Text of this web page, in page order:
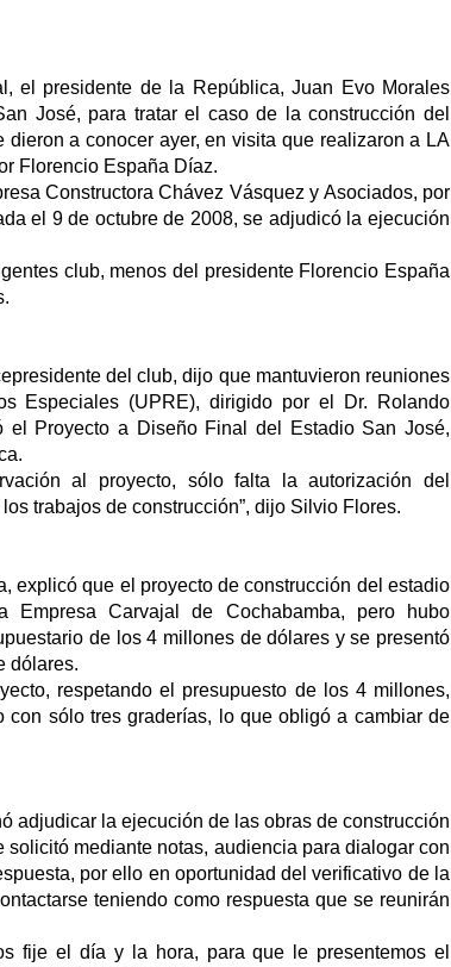
el presidente de la República, Juan Evo Morales
José, para tratar el caso de la construcción del
dieron a conocer ayer, en visita que realizaron a LA
Florencio España Díaz.
Constructora Chávez Vásquez y Asociados, por
el 9 de octubre de 2008, se adjudicó la ejecución
club, menos del presidente Florencio España
del club, dijo que mantuvieron reuniones
Especiales (UPRE), dirigido por el Dr. Rolando
Proyecto a Diseño Final del Estadio San José,
al proyecto, sólo falta la autorización del
trabajos de construcción”, dijo Silvio Flores.
explicó que el proyecto de construcción del estadio
Carvajal de Cochabamba, pero hubo
de los 4 millones de dólares y se presentó
dólares.
respetando el presupuesto de los 4 millones,
con sólo tres graderías, lo que obligó a cambiar de
adjudicar la ejecución de las obras de construcción
mediante notas, audiencia para dialogar con
por ello en oportunidad del verificativo de la
teniendo como respuesta que se reunirán
fije el día y la hora, para que le presentemos el